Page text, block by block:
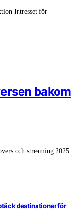
Intresset för
bakom
och streaming 2025
destinationer för